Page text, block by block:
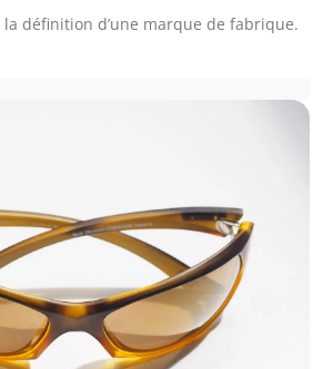
la définition d’une marque de fabrique.